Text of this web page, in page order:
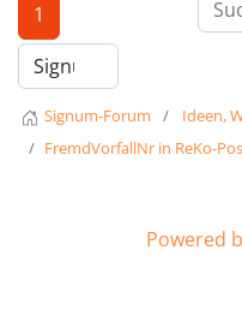
1
Signum-Forum
Ideen,
FremdVorfallNr in ReKo-
Powered